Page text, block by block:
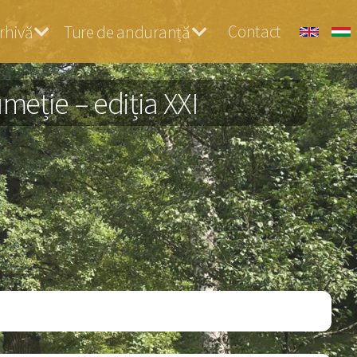
Ture de anduranță Contact
– ediția XXI